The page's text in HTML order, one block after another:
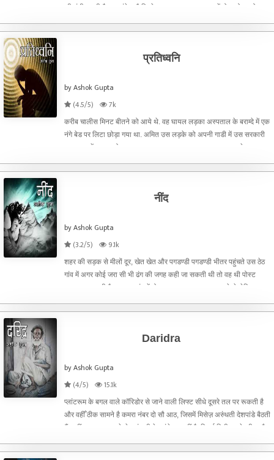
की घंटी बजती है. यह संकेत है कि बेटा भानुप्रकाश अगर घर में होगा तो पुरुषोत्तम
प्रतिध्वनि
by Ashok Gupta
(4.5/5)
7k
करीब चालीस मिनट बीतने को आये थे. वह घायल लड़का अस्पताल के बराम्दे में एक
नंगे बेड पर लिटा छोड़ा गया था. अमित उस लड़के को अपनी गाडी में उस सरकारी
अस्पताल में लगभग ढो कर लाया था. वह लड़का खासा घायल था, कम से कम
नींद
by Ashok Gupta
(3.2/5)
9.1k
शहर की सड़क से मीलों दूर, खेत खेत और पगडण्डी पगडण्डी भीतर पहुंचते उस ठेठ
गांव में अगर कोई जरा सी भी ढंग की जगह कही जा सकती थी तो वह थी पोस्ट
मास्टर साहब की बैठक. उस गांव में पोस्ट मास्टर डाक बाबू कहलाते थे लेकिन पता
Daridra
by Ashok Gupta
(4/5)
15.1k
प्लांटरूम के बगल वाले कॉरिडोर से जाने वाली लिफ्ट सीधे दूसरे तल पर रूकती है
और वहीँ ठीक सामने है कमरा नंबर दो सौ आठ, जिसमें मिसेज़ अरुंधती देशपांडे बैठती
हैं. नहीं.. यह कमरा अकेले अरुंधती देशपांडे का नहीं है. रिसर्च डिवीज़न के तीन और